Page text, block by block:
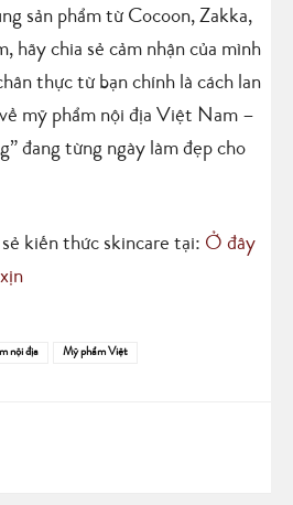
sản phẩm từ Cocoon, Zakka,
hãy chia sẻ cảm nhận của mình
thực từ bạn chính là cách lan
mỹ phẩm nội địa Việt Nam –
đang từng ngày làm đẹp cho
sẻ kiến thức skincare tại: Ở đây
nội địa Mỹ phẩm Việt